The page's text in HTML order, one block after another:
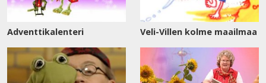
Adventtikalenteri Veli-Villen kolme maailmaa
Katso
nyt